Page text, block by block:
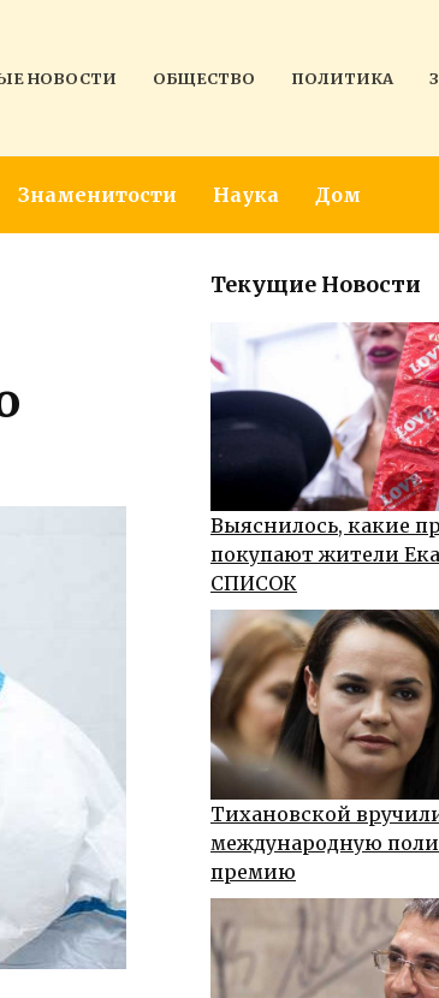
НОВОСТИ ОБЩЕСТВО ПОЛИТИКА
Знаменитости Наука Дом
Текущие Новости
Выяснилось, какие
покупают жители
СПИСОК
Тихановской
международную
премию